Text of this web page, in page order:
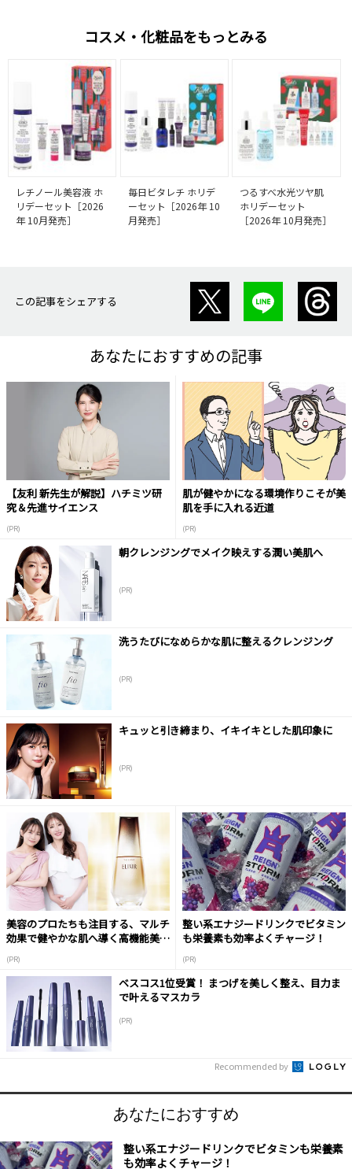
コスメ・化粧品をもっとみる
レチノール美容液 ホ
リデーセット［2026
年 10月発売］
毎日ビタレチ ホリデ
ーセット［2026年 10
月発売］
つるすべ水光ツヤ肌
ホリデーセット
［2026年 10月発売］
この記事をシェアする
あなたにおすすめの記事
【友利 新先生が解説】ハチミツ研
究＆先進サイエンス
(PR)
肌が健やかになる環境作りこそが美
肌を手に入れる近道
(PR)
朝クレンジングでメイク映えする潤い美肌へ
(PR)
洗うたびになめらかな肌に整えるクレンジング
(PR)
キュッと引き締まり、イキイキとした肌印象に
(PR)
美容のプロたちも注目する、マルチ
効果で健やかな肌へ導く高機能美容
(PR)
整い系エナジードリンクでビタミン
も栄養素も効率よくチャージ！
(PR)
ベスコス1位受賞！ まつげを美しく整え、目力ま
で叶えるマスカラ
(PR)
Recommended by
あなたにおすすめ
整い系エナジードリンクでビタミンも栄養素
も効率よくチャージ！